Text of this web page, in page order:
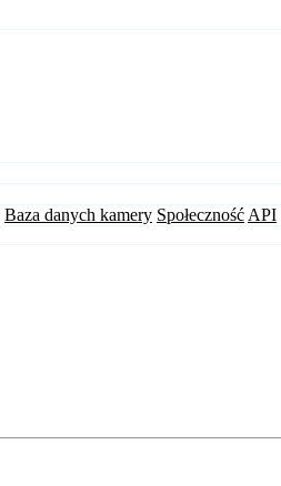
Baza danych kamery Społeczność API